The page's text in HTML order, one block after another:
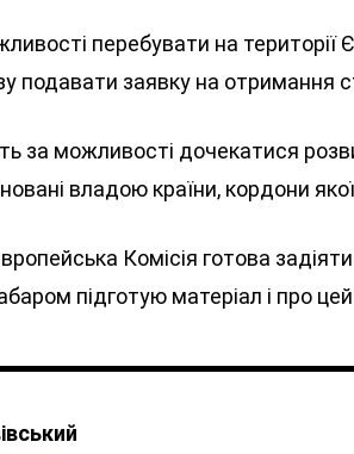
перебувати на території
подавати заявку на отримання
за можливості дочекатися
владою країни, кордони
Комісія готова
підготую матеріал і про